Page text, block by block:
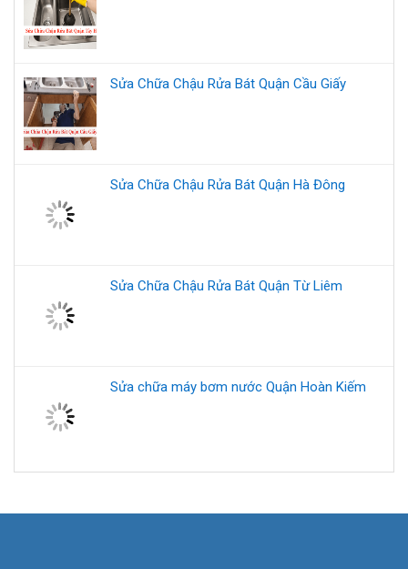
Sửa Chữa Chậu Rửa Bát Quận Cầu Giấy
Sửa Chữa Chậu Rửa Bát Quận Hà Đông
Sửa Chữa Chậu Rửa Bát Quận Từ Liêm
Sửa chữa máy bơm nước Quận Hoàn Kiếm